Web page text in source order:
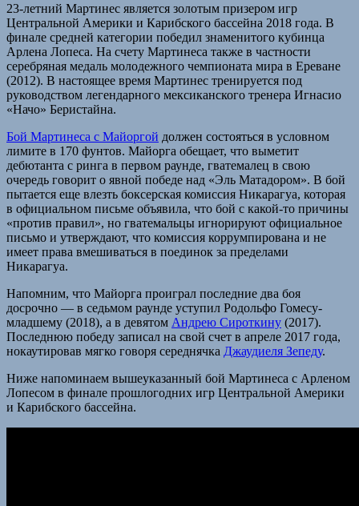
23-летний Мартинес является золотым призером игр
Центральной Америки и Карибского бассейна 2018 года. В
финале средней категории победил знаменитого кубинца
Арлена Лопеса. На счету Мартинеса также в частности
серебряная медаль молодежного чемпионата мира в Ереване
(2012). В настоящее время Мартинес тренируется под
руководством легендарного мексиканского тренера Игнасио
«Начо» Беристайна.
Бой Мартинеса с Майоргой должен состояться в условном
лимите в 170 фунтов. Майорга обещает, что выметит
дебютанта с ринга в первом раунде, гватемалец в свою
очередь говорит о явной победе над «Эль Матадором». В бой
пытается еще влезть боксерская комиссия Никарагуа, которая
в официальном письме объявила, что бой с какой-то причины
«против правил», но гватемальцы игнорируют официальное
письмо и утверждают, что комиссия коррумпирована и не
имеет права вмешиваться в поединок за пределами
Никарагуа.
Напомним, что Майорга проиграл последние два боя
досрочно — в седьмом раунде уступил Родольфо Гомесу-
младшему (2018), а в девятом Андрею Сироткину (2017).
Последнюю победу записал на свой счет в апреле 2017 года,
нокаутировав мягко говоря середнячка Джаудиеля Зепеду.
Ниже напоминаем вышеуказанный бой Мартинеса с Арленом
Лопесом в финале прошлогодних игр Центральной Америки
и Карибского бассейна.